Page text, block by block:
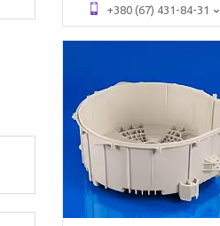
+380 (67) 431-84-31